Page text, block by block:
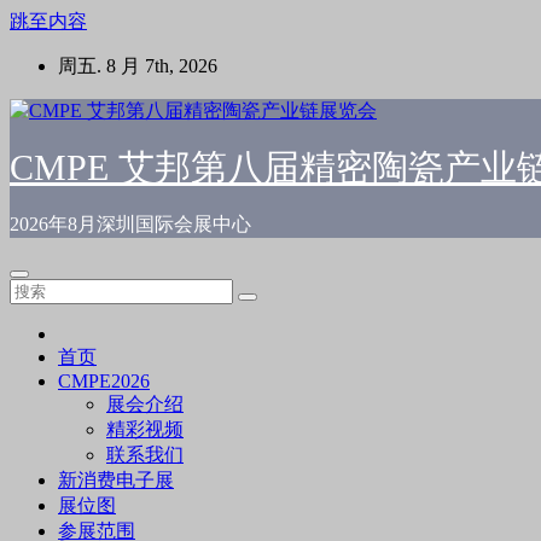
跳至内容
周五. 8 月 7th, 2026
CMPE 艾邦第八届精密陶瓷产业
2026年8月深圳国际会展中心
首页
CMPE2026
展会介绍
精彩视频
联系我们
新消费电子展
展位图
参展范围